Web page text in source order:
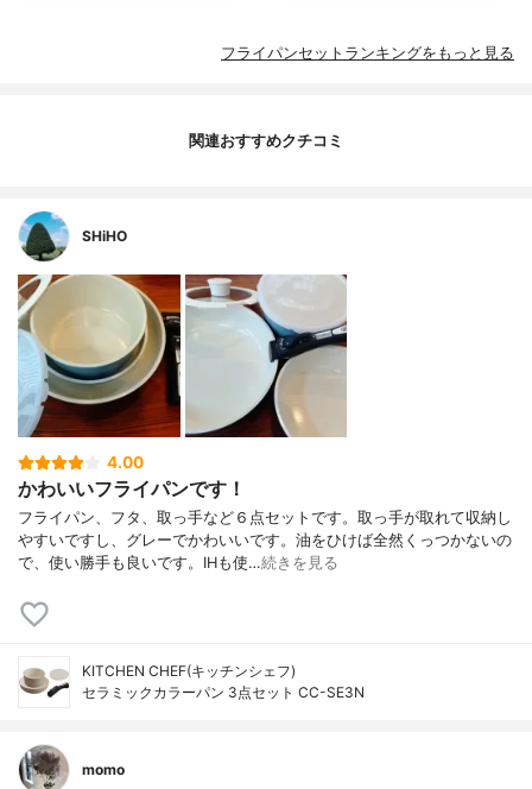
フライパンセットランキングをもっと見る
関連おすすめクチコミ
SHiHO
4.00
かわいいフライパンです！
フライパン、フタ、取っ手など６点セットです。取っ手が取れて収納し
やすいですし、グレーでかわいいです。油をひけば全然くっつかないの
で、使い勝手も良いです。IHも使…続きを見る
KITCHEN CHEF(キッチンシェフ)
セラミックカラーパン 3点セット CC-SE3N
momo